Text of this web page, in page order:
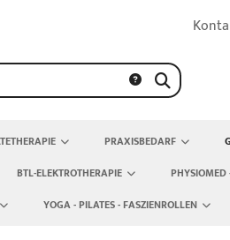
PRAXISBEDARF
BTL-ELEKTROTHERAPIE
PHYSIOMED
YOGA - PILATES - FASZIENROLLEN